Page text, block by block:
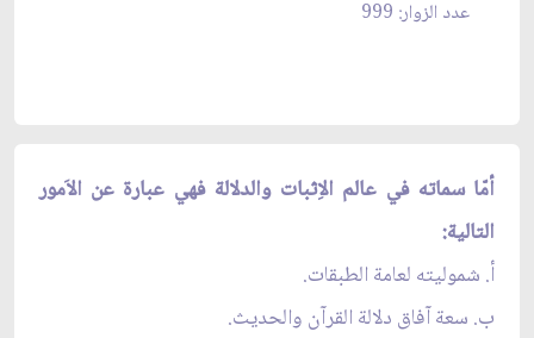
عدد الزوار: 999
أمّا سماته في عالم الاِثبات والدلالة فهي عبارة عن الاَمور
التالية:
أ. شموليته لعامة الطبقات.
ب. سعة آفاق دلالة القرآن والحديث.